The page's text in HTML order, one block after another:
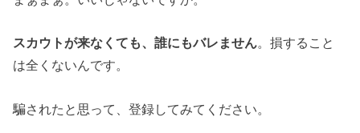
スカウトが来なくても、誰にもバレません。損すること
は全くないんです。
騙されたと思って、登録してみてください。